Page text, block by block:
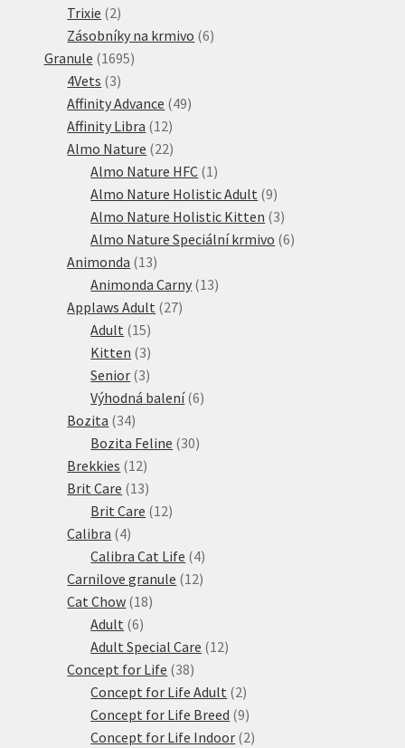
produktů
Trixie 22
produkty
Zásobníky na krmivo 66
Granule 16951695
4Vets 33
produkty
Affinity Advance 4949
Affinity Libra 1212
produktů
Almo Nature 2222
produktů
Almo Nature HFC 1 1
produkt
Almo Nature Holistic Adult 99
produktů
Almo Nature Holistic Kitten 33
produkty
Almo Nature Speciální krmivo 66
Animonda 1313
produktů
Animonda Carny 1313
Applaws Adult 2727
Adult 1515
produktů
Kitten 33
produkty
Senior 33
produkty
Výhodná balení 66
Bozita 3434
produktů
Bozita Feline 3030
Brekkies 1212
produktů
Brit Care 1313
produktů
Brit Care 1212
Calibra 44
produkty
Calibra Cat Life 44
produkty
Carnilove granule 1212
Cat Chow 1818
Adult 66
produktů
Adult Special Care 1212
Concept for Life 3838
produktů
Concept for Life Adult 22
produkty
Concept for Life Breed 99
produktů
Concept for Life Indoor 22